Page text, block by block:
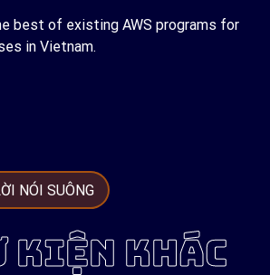
best of existing AWS programs for
in Vietnam.
NÓI SUÔNG
KIỆN KHÁC